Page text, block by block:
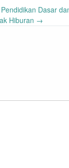
Dasar
Hiburan →